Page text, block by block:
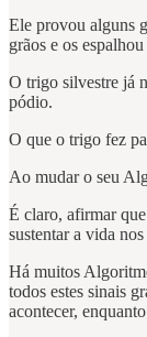
Ele provou alguns
grãos e os
O trigo silvestre já
pódio.
O que o trigo fez
Ao mudar o seu
É claro, afirmar
sustentar a vida
Há muitos
todos estes sinais
acontecer,